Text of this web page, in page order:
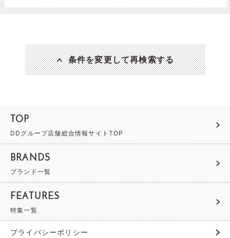
条件を変更して再検索する
TOP
DDグループ店舗総合情報サイトTOP
BRANDS
ブランド一覧
FEATURES
特集一覧
プライバシーポリシー